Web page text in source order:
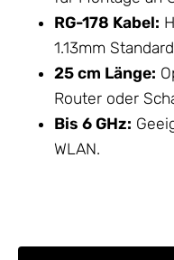
RG-178 Kabel:
1.13mm
25 cm Länge:
Router oder
Bis 6 GHz:
WLAN.